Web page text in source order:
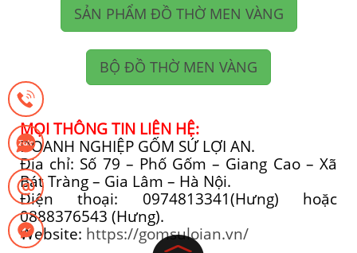
SẢN PHẨM ĐỒ THỜ MEN VÀNG
BỘ ĐỒ THỜ MEN VÀNG
MỌI THÔNG TIN LIÊN HỆ:
DOANH NGHIỆP GỐM SỨ LỢI AN.
Địa chỉ: Số 79 – Phố Gốm – Giang Cao – Xã
Bát Tràng – Gia Lâm – Hà Nội.
Điện thoại: 0974813341(Hưng) hoặc
0888376543 (Hưng).
Website: https://gomsuloian.vn/